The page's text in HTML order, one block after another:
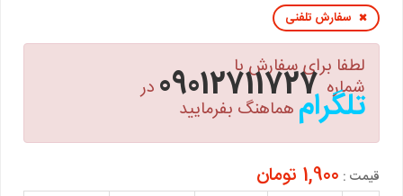
سفارش تلفنی
لطفا برای سفارش با
شماره 09012711727 در تلگرام هماهنگ بفرمایید
قیمت : 1,900 تومان